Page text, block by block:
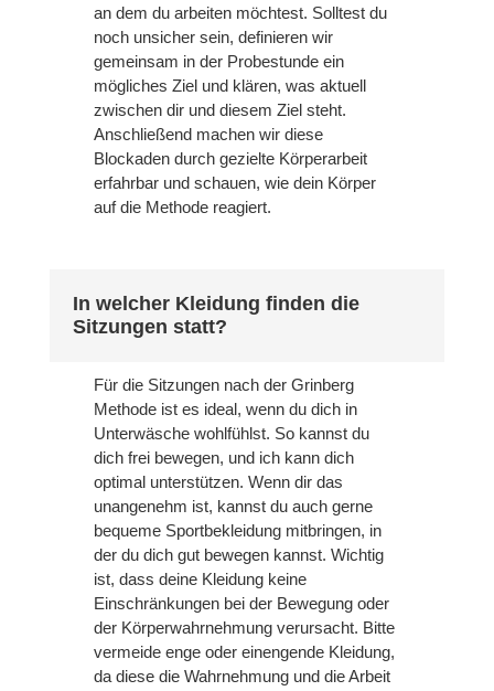
an dem du arbeiten möchtest. Solltest du
noch unsicher sein, definieren wir
gemeinsam in der Probestunde ein
mögliches Ziel und klären, was aktuell
zwischen dir und diesem Ziel steht.
Anschließend machen wir diese
Blockaden durch gezielte Körperarbeit
erfahrbar und schauen, wie dein Körper
auf die Methode reagiert.
In welcher Kleidung finden die
Sitzungen statt?
Für die Sitzungen nach der Grinberg
Methode ist es ideal, wenn du dich in
Unterwäsche wohlfühlst. So kannst du
dich frei bewegen, und ich kann dich
optimal unterstützen. Wenn dir das
unangenehm ist, kannst du auch gerne
bequeme Sportbekleidung mitbringen, in
der du dich gut bewegen kannst. Wichtig
ist, dass deine Kleidung keine
Einschränkungen bei der Bewegung oder
der Körperwahrnehmung verursacht. Bitte
vermeide enge oder einengende Kleidung,
da diese die Wahrnehmung und die Arbeit